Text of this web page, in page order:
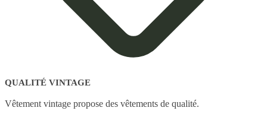
QUALITÉ VINTAGE
Vêtement vintage propose des vêtements de qualité.